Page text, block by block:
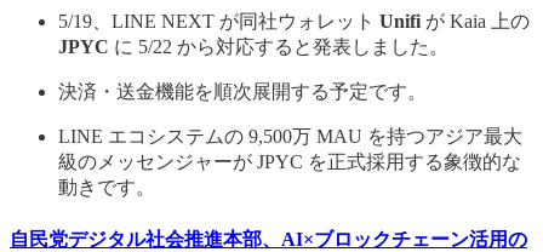
5/19、LINE NEXT が同社ウォレット Unifiが Kaia 上の
JPYC に 5/22 から対応すると発表しました。
決済・送金機能を順次展開する予定です。
LINE エコシステムの 9,500万 MAU を持つアジア最大
級のメッセンジャーが JPYC を正式採用する象徴的な
動きです。
自民党デジタル社会推進本部、AI×ブロックチェーン活用の